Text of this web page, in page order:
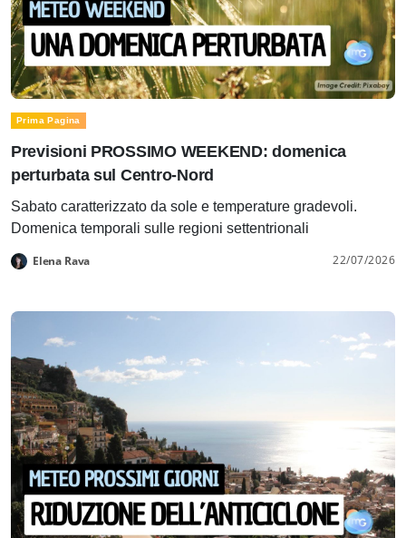
Prima Pagina
Previsioni PROSSIMO WEEKEND: domenica
perturbata sul Centro-Nord
Sabato caratterizzato da sole e temperature gradevoli.
Domenica temporali sulle regioni settentrionali
Elena Rava 22/07/2026